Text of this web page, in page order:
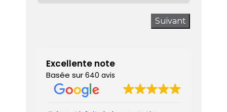
Suivant
Excellente note
Basée sur 640 avis